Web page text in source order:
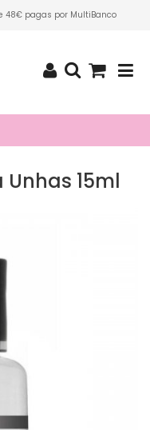
48€ pagas por MultiBanco
15ml